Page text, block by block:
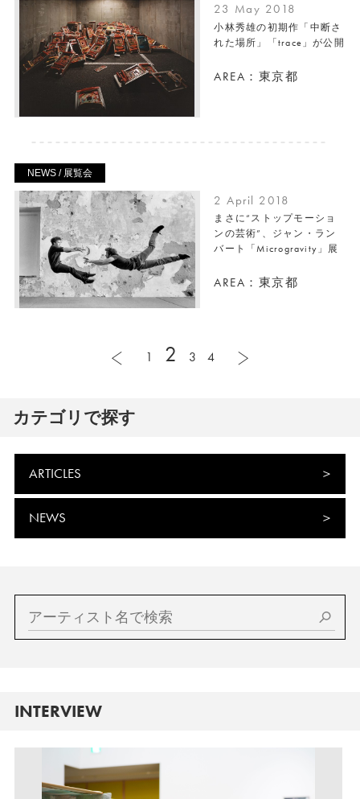
23 May 2018
小林秀雄の初期作「中断さ
れた場所」「trace」が公開
AREA：東京都
NEWS / 展覧会
2 April 2018
まさに“ストップモーショ
ンの芸術”、ジャン・ラン
バート「Microgravity」展
AREA：東京都
1 2 3 4
カテゴリで探す
ARTICLES
NEWS
INTERVIEW